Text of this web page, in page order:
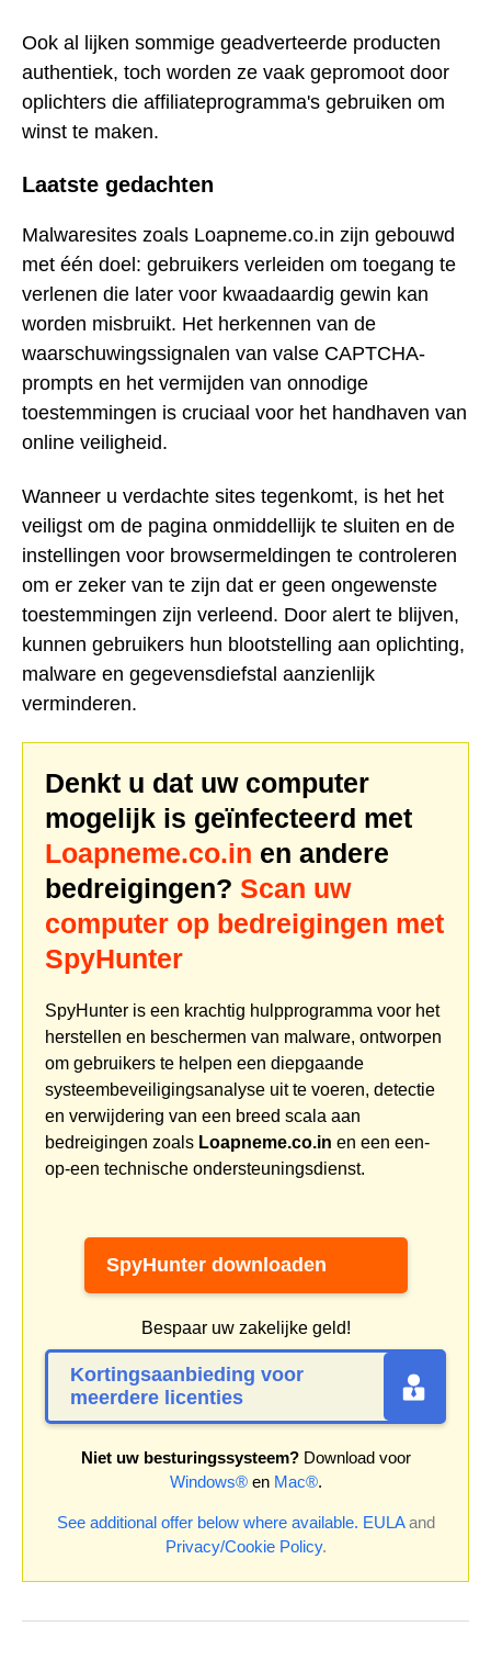
Ook al lijken sommige geadverteerde producten
authentiek, toch worden ze vaak gepromoot door
oplichters die affiliateprogramma's gebruiken om
winst te maken.
Laatste gedachten
Malwaresites zoals Loapneme.co.in zijn gebouwd
met één doel: gebruikers verleiden om toegang te
verlenen die later voor kwaadaardig gewin kan
worden misbruikt. Het herkennen van de
waarschuwingssignalen van valse CAPTCHA-
prompts en het vermijden van onnodige
toestemmingen is cruciaal voor het handhaven van
online veiligheid.
Wanneer u verdachte sites tegenkomt, is het het
veiligst om de pagina onmiddellijk te sluiten en de
instellingen voor browsermeldingen te controleren
om er zeker van te zijn dat er geen ongewenste
toestemmingen zijn verleend. Door alert te blijven,
kunnen gebruikers hun blootstelling aan oplichting,
malware en gegevensdiefstal aanzienlijk
verminderen.
Denkt u dat uw computer
mogelijk is geïnfecteerd met
Loapneme.co.in en andere
bedreigingen? Scan uw
computer op bedreigingen met
SpyHunter
SpyHunter is een krachtig hulpprogramma voor het
herstellen en beschermen van malware, ontworpen
om gebruikers te helpen een diepgaande
systeembeveiligingsanalyse uit te voeren, detectie
en verwijdering van een breed scala aan
bedreigingen zoals Loapneme.co.in en een een-
op-een technische ondersteuningsdienst.
SpyHunter downloaden
Bespaar uw zakelijke geld!
Kortingsaanbieding voor
meerdere licenties
Niet uw besturingssysteem?Download voor
Windows®en Mac®.
See additional offer below where available. EULAand
Privacy/Cookie Policy.